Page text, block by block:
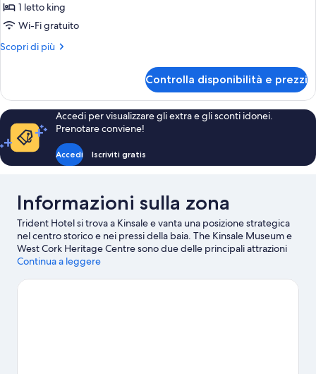
per
Camera
1 letto king
Wi-Fi gratuito
Scopri di più
Altri
Controlla disponibilità e prezzi
Accedi per visualizzare gli extra e gli sconti idonei.
Prenotare conviene!
Accedi Iscriviti gratis
Informazioni sulla zona
Trident Hotel si trova a Kinsale e vanta una posizione strategica
nel centro storico e nei pressi della baia. The Kinsale Museum e
West Cork Heritage Centre sono due delle principali attrazioni
culturali della zona. Kinsale Golf Club e Old Head Golf Links,
Desmond Castle e James Fort sono altri due luoghi da visitare
Continua a leggere